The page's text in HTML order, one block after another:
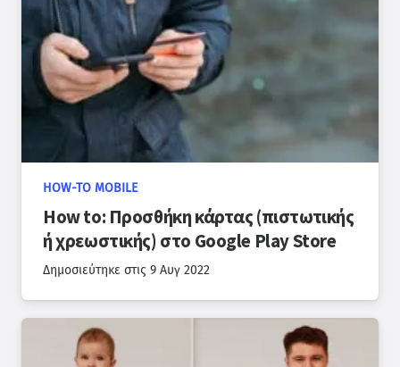
HOW-TO MOBILE
How to: Προσθήκη κάρτας (πιστωτικής
ή χρεωστικής) στο Google Play Store
Δημοσιεύτηκε στις 9 Αυγ 2022